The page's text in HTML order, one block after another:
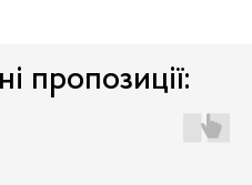
пропозиції: